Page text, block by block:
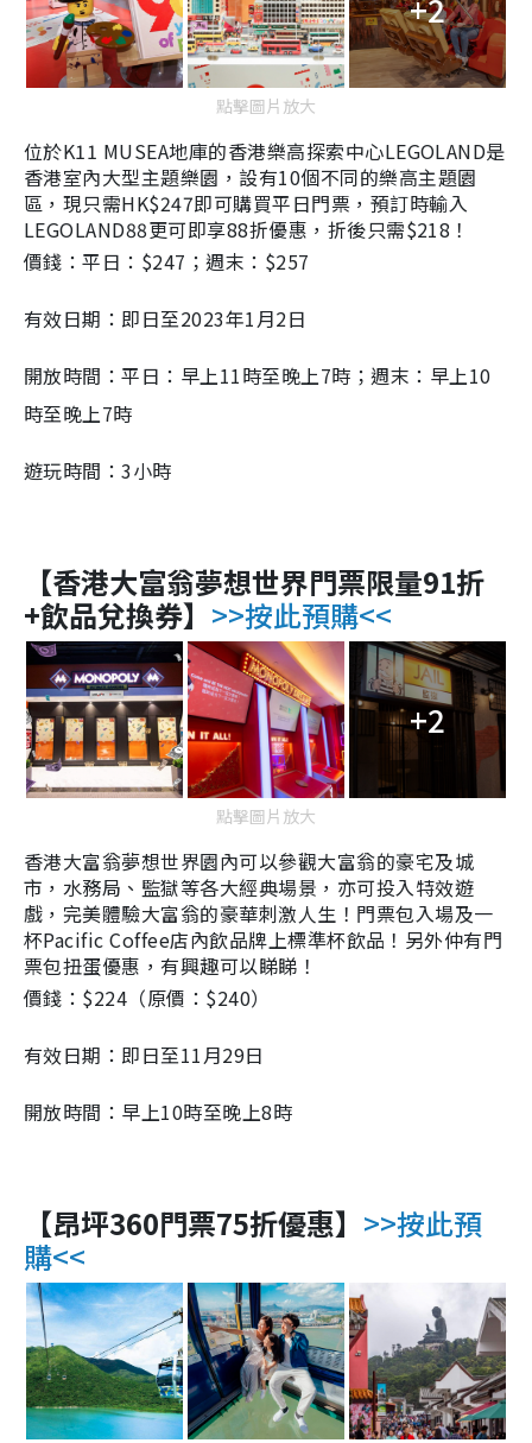
+2
點擊圖片放大
位於K11 MUSEA地庫的香港樂高探索中心LEGOLAND是
香港室內大型主題樂園，設有10個不同的樂高主題園
區，現只需HK$247即可購買平日門票，預訂時輸入
LEGOLAND88更可即享88折優惠，折後只需$218！
價錢：平日：$247；週末：$257
有效日期：即日至2023年1月2日
開放時間：平日：早上11時至晚上7時；週末：早上10
時至晚上7時
遊玩時間：3小時
【香港大富翁夢想世界門票限量91折
+飲品兌換券】 >>按此預購<<
+2
點擊圖片放大
香港大富翁夢想世界園內可以參觀大富翁的豪宅及城
市，水務局、監獄等各大經典場景，亦可投入特效遊
戲，完美體驗大富翁的豪華刺激人生！門票包入場及一
杯Pacific Coffee店內飲品牌上標準杯飲品！另外仲有門
票包扭蛋優惠，有興趣可以睇睇！
價錢：$224（原價：$240）
有效日期：即日至11月29日
開放時間：早上10時至晚上8時
【昂坪360門票75折優惠】 >>按此預
購<<